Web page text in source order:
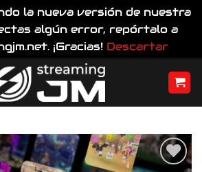
la nueva versión de nuestra
algún error, repórtalo a
¡Gracias! Descartar